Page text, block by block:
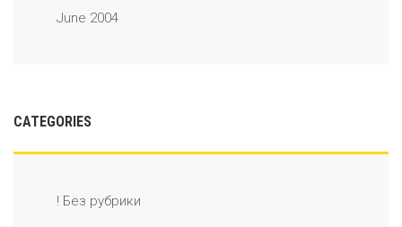
June 2004
CATEGORIES
! Без рубрики